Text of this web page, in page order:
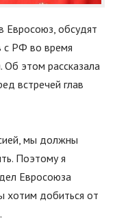
обсудят
с РФ во время
Об этом рассказала
встречей глав
мы должны
Поэтому я
Евросоюза
хотим добиться от